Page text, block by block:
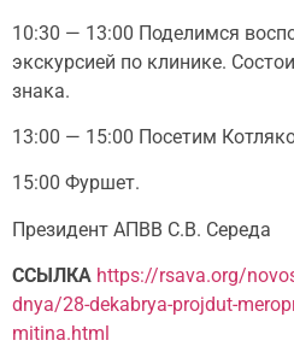
10:30 — 13:00 Поделимся
экскурсией по клинике.
знака.
13:00 — 15:00 Посетим
15:00 Фуршет.
Президент АПВВ С.В. Середа
ССЫЛКА https://rsava.org/
dnya/28-dekabrya-projdut-
mitina.html